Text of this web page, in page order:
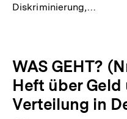
Diskriminierung,…
WAS GEHT?
Heft über Geld
Verteilung in